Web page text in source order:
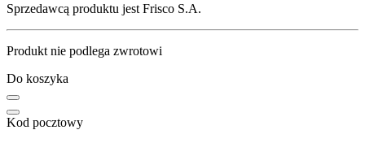
Sprzedawcą produktu jest Frisco S.A.
Produkt nie podlega zwrotowi
Do koszyka
Kod pocztowy